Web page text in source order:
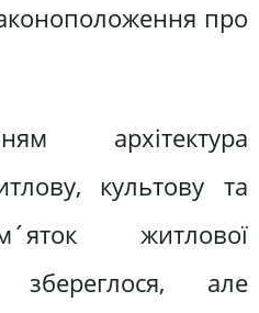
про
архітектура
культову та
житлової
збереглося, але